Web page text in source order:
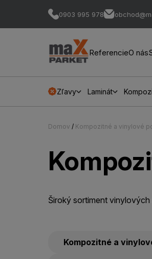
0903 995 978
ReferencieO nás
Zľavy Laminát
Domov / Kompozitné a vinylové
Široký sortiment
Kompozitné a